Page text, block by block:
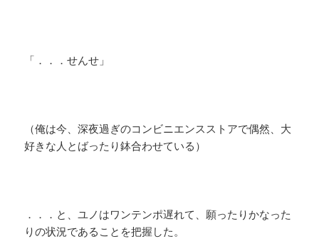
「．．．せんせ」
（俺は今、深夜過ぎのコンビニエンスストアで偶然、大
好きな人とばったり鉢合わせている）
．．．と、ユノはワンテンポ遅れて、願ったりかなった
りの状況であることを把握した。